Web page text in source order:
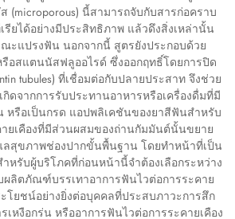
(microporous) นี้สามารถจับกับสารก่อคราบ
ยได้อย่างมีประสิทธิภาพ แล้วดึงสิ่งเหล่านั้น
ะแปรงฟัน นอกจากนี้ สูตรยังประกอบด้วย
อสแตนนัสฟลูออไรด์ ซึ่งออกฤทธิ์โดยการปิด
tubules) ที่เชื่อมต่อกับปลายประสาท จึงช่วย
ดจากการรับประทานอาหารหรือเครื่องดื่มที่มี
หรือเป็นกรด แอปพลิเคชันของยาสีฟันสำหรับ
ยเคืองที่มีส่วนผสมของถ่านกัมมันต์นั้นขยาย
ลสุขภาพช่องปากขั้นพื้นฐาน โดยทำหน้าที่เป็น
หรับผู้บริโภคที่ก่อนหน้านี้จำต้องเลือกระหว่าง
ตภัณฑ์บรรเทาอาการฟันไวต่อการระคาย
ยชน์อย่างยิ่งต่อบุคคลที่ประสบภาวะการสึก
หงือกร่น หรืออาการฟันไวต่อการระคายเคือง